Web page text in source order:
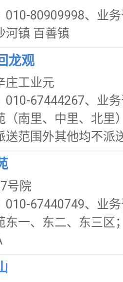
010-80909998、业
河镇 百善镇
龙观
庄工业元
010-67444267、业
（南里、中里、北里
范围外其他均不派
号院
010-67440749、业
东一、东二、东三区